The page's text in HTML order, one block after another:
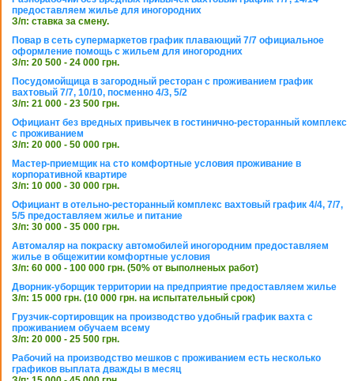
предоставляем жилье для иногородних
З/п: ставка за смену.
Повар в сеть супермаркетов график плавающий 7/7 официальное
оформление помощь с жильем для иногородних
З/п: 20 500 - 24 000 грн.
Посудомойщица в загородный ресторан с проживанием график
вахтовый 7/7, 10/10, посменно 4/3, 5/2
З/п: 21 000 - 23 500 грн.
Официант без вредных привычек в гостинично-ресторанный комплекс
с проживанием
З/п: 20 000 - 50 000 грн.
Мастер-приемщик на сто комфортные условия проживание в
корпоративной квартире
З/п: 10 000 - 30 000 грн.
Официант в отельно-ресторанный комплекс вахтовый график 4/4, 7/7,
5/5 предоставляем жилье и питание
З/п: 30 000 - 35 000 грн.
Автомаляр на покраску автомобилей иногородним предоставляем
жилье в общежитии комфортные условия
З/п: 60 000 - 100 000 грн. (50% от выполненых работ)
Дворник-уборщик территории на предприятие предоставляем жилье
З/п: 15 000 грн. (10 000 грн. на испытательный срок)
Грузчик-сортировщик на производство удобный график вахта с
проживанием обучаем всему
З/п: 20 000 - 25 500 грн.
Рабочий на производство мешков с проживанием есть несколько
графиков выплата дважды в месяц